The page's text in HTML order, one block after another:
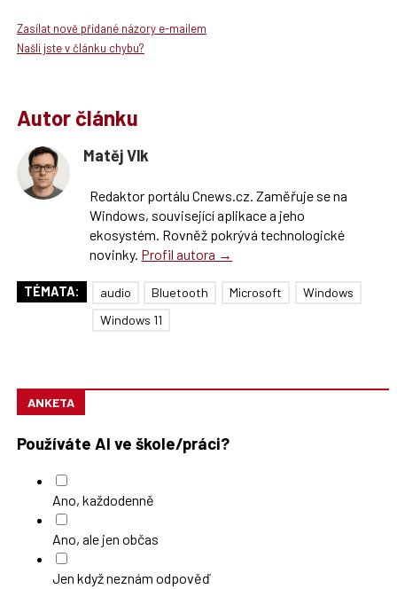
Zasílat nově přidané názory e-mailem
Našli jste v článku chybu?
Autor článku
Matěj Vlk
Redaktor portálu Cnews.cz. Zaměřuje se na
Windows, související aplikace a jeho
ekosystém. Rovněž pokrývá technologické
novinky. Profil autora →
TÉMATA: audio Bluetooth Microsoft
Windows
Windows 11
ANKETA
Používáte AI ve škole/práci?
Ano, každodenně
Ano, ale jen občas
Jen když neznám odpověď